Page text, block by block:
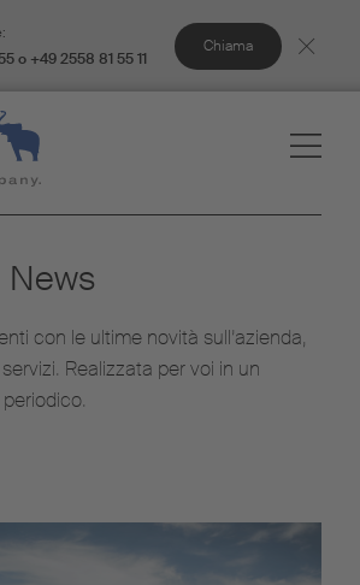
o +49 2558 81 55 11
Chiama
News
con le ultime novità sull’azienda,
Realizzata per voi in un